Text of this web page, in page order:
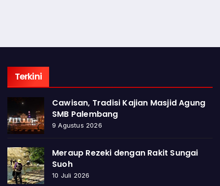
Terkini
Cawisan, Tradisi Kajian Masjid Agung
SMB Palembang
9 Agustus 2026
Meraup Rezeki dengan Rakit Sungai
Suoh
10 Juli 2026